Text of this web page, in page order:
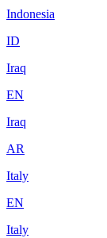
Indonesia
ID
Iraq
EN
Iraq
AR
Italy
EN
Italy